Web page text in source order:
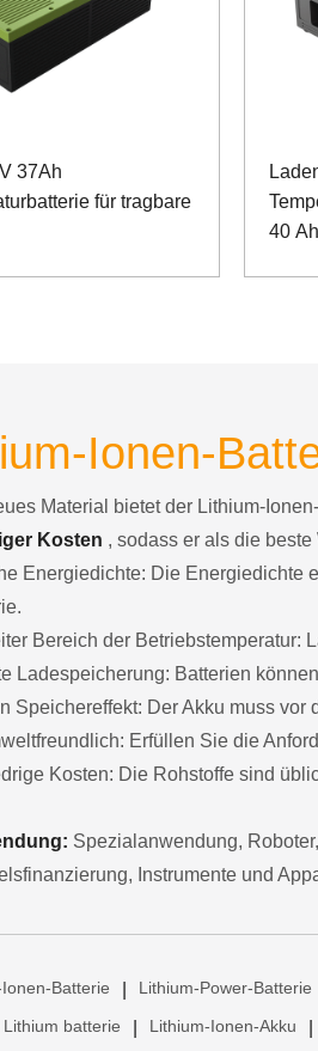
37Ah
für tragbare
40
Ionen-
Material bietet der Lithium-
Kosten , sodass er als die
Energiedichte: Die Energiedichte
Bereich der
Ladespeicherung: Batterien
Speichereffekt: Der Akku muss vor
Erfüllen Sie die
Kosten: Die Rohstoffe sind
Spezialanwendung,
Instrumente und
Batterie Lithium-Power-Batterie
batterie Lithium-Ionen-Akku